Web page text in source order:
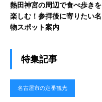
熱田神宮の周辺で食べ歩きを
楽しむ！参拝後に寄りたい名
物スポット案内
特集記事
名古屋市の定番観光